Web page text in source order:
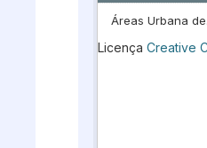
Áreas Urbana
Licença Creative